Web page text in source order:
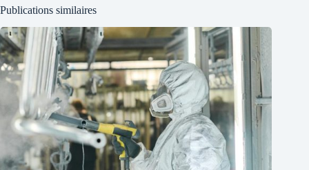
Publications similaires